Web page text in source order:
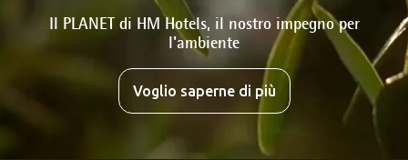
Il PLANET di HM Hotels, il nostro impegno per
l'ambiente
Voglio saperne di più